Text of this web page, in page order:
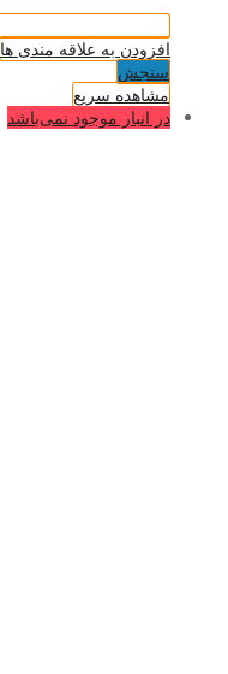
افزودن به علاقه مندی ها
سنجش
مشاهده سریع
در انبار موجود نمی‌باشد